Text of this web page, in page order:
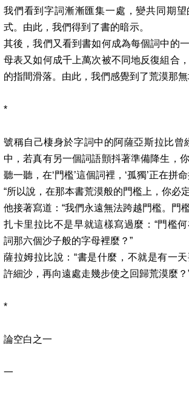
我們看到字詞漸漸匯集一處，變共同期
式。由此，我們得到了書的暗示。
其後，我們又看到書如何成為每個詞中的
母表又如何成千上萬次被不同地反復組合
的指間滑落。由此，我們感覺到了荒漠那無
*
號稱自己棲身於字詞中的阿薩亞斯拉比曾
中，若真有另一個詞語顫抖著準備降生，
聽一聽，在‘門檻’這個詞裡， ‘孤獨’正在拼命
“所以說，在那本書荒漠般的門檻上，你必定
他接著寫道： “我們永遠無法跨越門檻。門
扎卡里拉比不是早就這樣寫過麼： “門檻
詞那六個沙子般的字母裡麼？ ”
薩拉姆拉比說：“書是什麼，不就是有一
許細沙，再向遠處走幾步使之回歸荒漠麼？
*
論空白之一
一